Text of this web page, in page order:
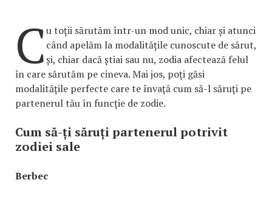
Cu toții sărutăm într-un mod unic, chiar și atunci
când apelăm la modalitățile cunoscute de sărut,
și, chiar dacă știai sau nu, zodia afectează felul
în care sărutăm pe cineva. Mai jos, poți găsi
modalitățile perfecte care te învață cum să-l săruți pe
partenerul tău în funcție de zodie.
Cum să-ți săruți partenerul potrivit
zodiei sale
Berbec